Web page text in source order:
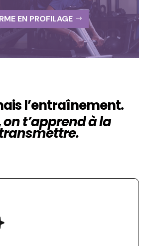
EN PROFILAGE
l’entraînement.
on t’apprend à la